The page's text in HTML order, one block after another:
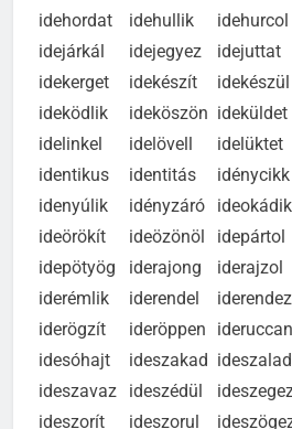
idegződik
idegzsába idehajtat
idehordat
idehullik idehurcol
idejárkál
idejegyez idejuttat
idekerget
idekészít idekészül
ideködlik
ideköszön ideküldet
idelinkel
idelövell idelüktet
identikus
identitás idénycikk
idenyúlik
idényzáró ideokádik
ideörökít
ideözönöl idepártol
idepötyög
iderajong iderajzol
iderémlik
iderendel iderendez
iderögzít
ideröppen ideruccan
idesóhajt
ideszakad ideszalad
ideszavaz
ideszédül ideszegez